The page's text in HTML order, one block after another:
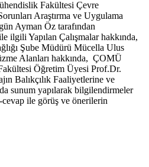
Fakültesi Çevre
Araştırma ve Uygulama
Ayman Öz tarafından
ilgili Yapılan Çalışmalar hakkında,
Şube Müdürü Mücella Ulus
Alanları hakkında, ÇOMÜ
Öğretim Üyesi Prof.Dr.
Balıkçılık Faaliyetlerine ve
sunum yapılarak bilgilendirmeler
ile görüş ve önerilerin